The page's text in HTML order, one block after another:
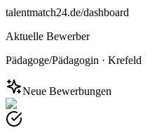
talentmatch24.de/dashboard
Aktuelle Bewerber
Pädagoge/Pädagogin · Krefeld
Neue Bewerbungen